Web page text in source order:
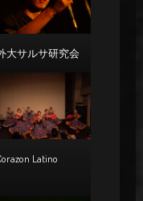
大サルサ研究会
Latino